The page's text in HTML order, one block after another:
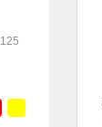
125